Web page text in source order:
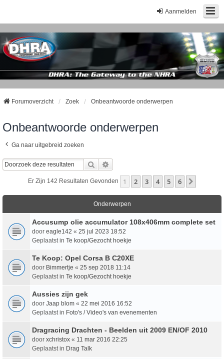
Aanmelden
Forumoverzicht Zoek Onbeantwoorde onderwerpen
Onbeantwoorde onderwerpen
Ga naar uitgebreid zoeken
Zoek
Er Zijn 142 Resultaten Gevonden 1 2 3 4 5 6
Onderwerpen
Accusump olie accumulator 108x406mm complete set
door eagle142 « 25 jul 2023 18:52
Geplaatst in Te koop/Gezocht hoekje
Te Koop: Opel Corsa B C20XE
door Bimmertje « 25 sep 2018 11:14
Geplaatst in Te koop/Gezocht hoekje
Aussies zijn gek
door Jaap blom « 22 mei 2016 16:52
Geplaatst in Foto's / Video's van evenementen
Dragracing Drachten - Beelden uit 2009 EN/OF 2010
door xchristox « 11 mar 2016 22:25
Geplaatst in Drag Talk